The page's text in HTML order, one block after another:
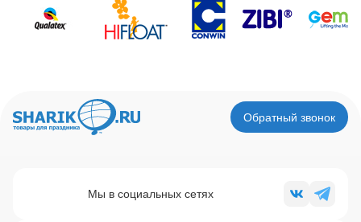
Обратный звонок
Мы в социальных сетях